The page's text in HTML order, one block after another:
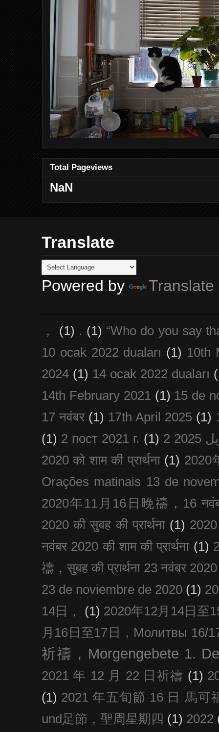
Total Pageviews
NaN
Translate
Powered by Translate
， (1) . (1) “Who do you say
10 ocak 2022 duaları (1) 10th
2024 (1) 14 ocak 2022 duaları
14th February 2021 (1) 15 de
17 नवंबर (1) 17th April 2025 (1)
(1) 2 пост 2021 г. (1)
2020 को शाम की प्रार्थना (1) 2020
Orações matinais 13 de
2020年11月16日晚禱，16
2020 की सुबह की प्रार्थना (1)
नवंबर 2020 की शाम की प्रार्थना (1)
禱，सुबह की प्रार्थना 23 नवंबर 2020
23 de noviembre de 2020 (1)
14日，
(1) 2020年12月14日至
月16日至17日，Молитвы 16/
祈禱，Morgengebete 1.
2021 年 12 月 22 日祈禱 (1)
(1) 2021 年五旬節 16 日 馬可
und足節，聖周星期四 (1) 2022